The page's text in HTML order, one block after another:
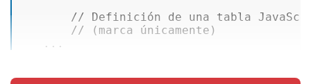
// Definición de una tabla
// (marca únicamente)
...